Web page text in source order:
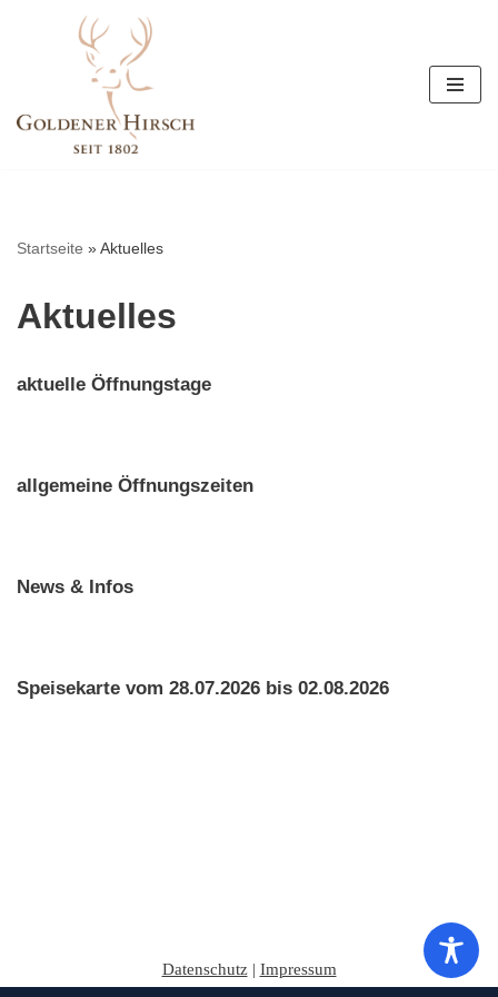
springen
Startseite »Aktuelles
Aktuelles
aktuelle Öffnungstage
allgemeine Öffnungszeiten
News & Infos
Speisekarte vom 28.07.2026 bis 02.08.2026
Datenschutz| Impressum